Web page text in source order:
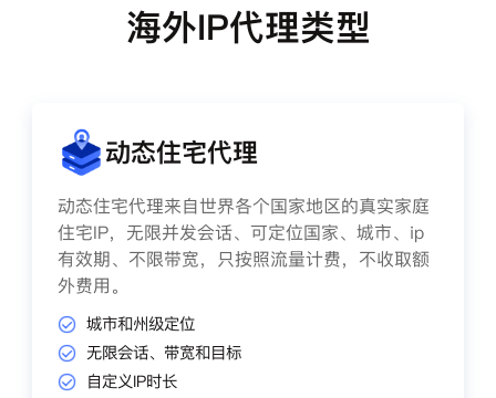
海外IP代理类型
动态住宅代理
动态住宅代理来自世界各个国家地区的真实家庭
住宅IP，无限并发会话、可定位国家、城市、ip
有效期、不限带宽，只按照流量计费，不收取额
外费用。
城市和州级定位
无限会话、带宽和目标
自定义IP时长